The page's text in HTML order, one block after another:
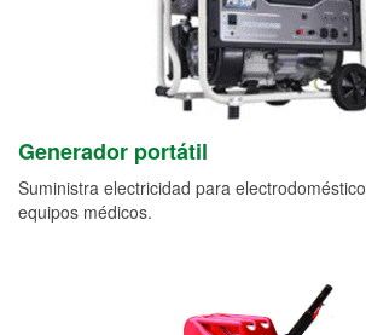
Generador portátil
Suministra electricidad para
equipos médicos.